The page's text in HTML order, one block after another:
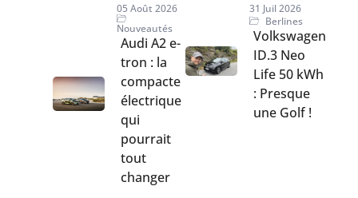
05 Août 2026
Nouveautés
Audi A2 e-
tron : la
compacte
électrique
qui
pourrait
tout
changer
31 Juil 2026
Berlines
Volkswagen
ID.3 Neo
Life 50 kWh
: Presque
une Golf !